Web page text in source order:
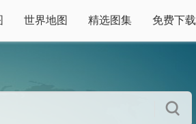
世界地图 精选图集 免费下载